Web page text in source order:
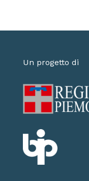
Un progetto di